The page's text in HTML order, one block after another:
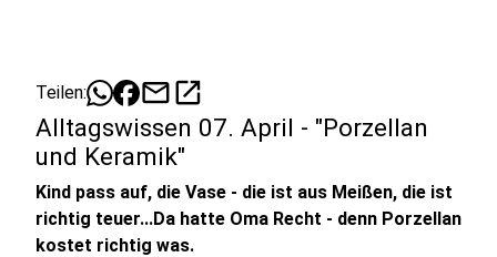
Teilen: mailopen_in_new
Alltagswissen 07. April - "Porzellan
und Keramik"
Kind pass auf, die Vase - die ist aus Meißen, die ist
richtig teuer...Da hatte Oma Recht - denn Porzellan
kostet richtig was.